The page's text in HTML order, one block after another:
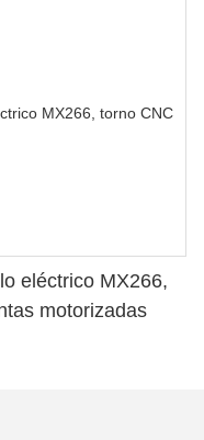
eléctrico MX266,
motorizadas